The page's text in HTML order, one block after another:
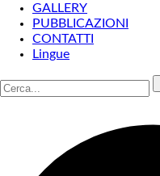
GALLERY
PUBBLICAZIONI
CONTATTI
Lingue